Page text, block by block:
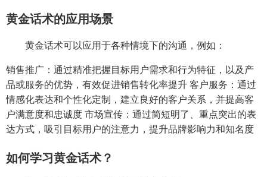
黄金话术的应用场景
黄金话术可以应用于各种情境下的沟通，例如：
销售推广：通过精准把握目标用户需求和行为特征，以及产
品或服务的优势，有效促进销售转化率提升 客户服务：通过
情感化表达和个性化定制，建立良好的客户关系，并提高客
户满意度和忠诚度 市场宣传：通过简短明了、重点突出的表
达方式，吸引目标用户的注意力，提升品牌影响力和知名度
如何学习黄金话术？